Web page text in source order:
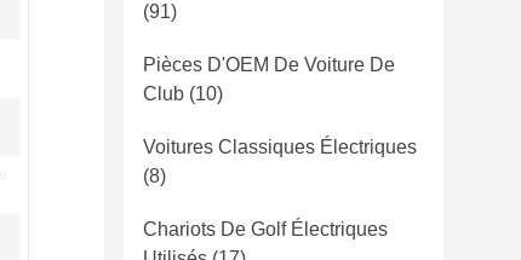
(91)
Pièces D'OEM De Voiture De
Club (10)
Voitures Classiques Électriques
(8)
Chariots De Golf Électriques